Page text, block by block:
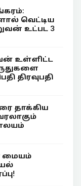
வெட்டிய
உட்பட 3
உள்ளிட்ட
திரவுபதி
தாக்கிய
மையம்